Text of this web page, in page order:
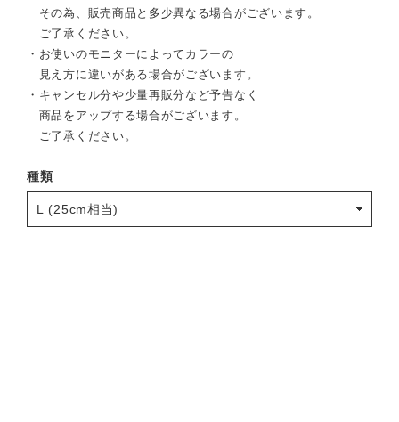
その為、販売商品と多少異なる場合がございます。
ご了承ください。
・お使いのモニターによってカラーの
見え方に違いがある場合がございます。
・キャンセル分や少量再販分など予告なく
商品をアップする場合がございます。
ご了承ください。
種類